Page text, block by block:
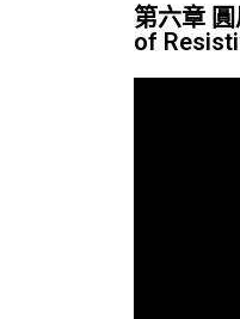
第六章
of